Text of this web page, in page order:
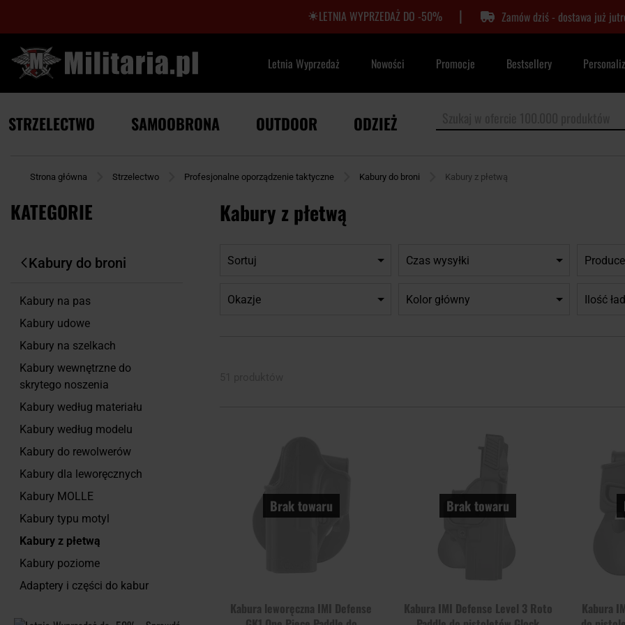
LETNIA WYPRZEDAŻ DO -50% | Zamów dziś - dostawa już
Letnia Wyprzedaż Nowości Promocje Bestsellery
STRZELECTWO SAMOOBRONA OUTDOOR ODZIEŻ
Strona główna Strzelectwo Profesjonalne oporządzenie taktyczne Kabury do broni Kabury z płetwą
Kabury z płetwą
KATEGORIE
Kabury do broni
Kabury na pas
Kabury udowe
Kabury na szelkach
Kabury wewnętrzne do
skrytego noszenia
Kabury według materiału
Kabury według modelu
Kabury do rewolwerów
Kabury dla leworęcznych
Kabury MOLLE
Kabury typu motyl
Kabury z płetwą
Kabury poziome
Adaptery i części do kabur
Sortuj Czas wysyłki
Okazje Kolor główny Ilość
Brak towaru
Kabura leworęczna IMI Defense
Brak towaru
Kabura IMI Defense Level 3 Roto
Kabura